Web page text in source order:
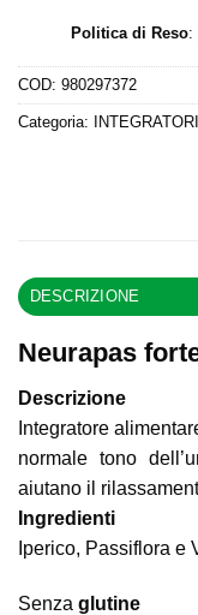
Politica di Reso:
COD: 980297372
Categoria:
DESCRIZIONE
Neurapas
Descrizione
Integratore
normale tono
aiutano il
Ingredienti
Iperico, Passiflora e
Senza glutine